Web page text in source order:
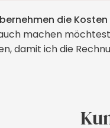
die
machen
damit ich die